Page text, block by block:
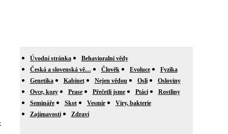
Úvodní stránka
Behavioralni vědy
Česká a slovenská vě…
Člověk Evoluce
Fyzika
Genetika
Kabinet Nejen vědou Osli
Osloviny
Ovce, kozy
Prase Přečetli jsme Ptáci
Rostliny
Semináře
Skot Vesmír
Viry, bakterie
Zajímavosti
Zdraví